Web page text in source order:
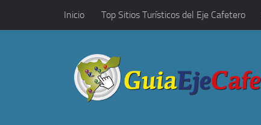
Saltar al contenido
Inicio Top Sitios Turísticos del Eje Cafetero